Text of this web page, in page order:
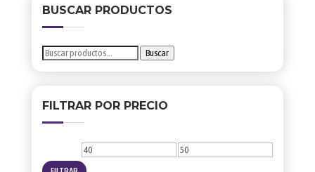
BUSCAR PRODUCTOS
Buscar
Buscar
FILTRAR POR PRECIO
Precio
mínimo
Precio